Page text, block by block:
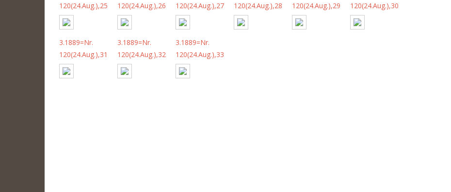
120(24.Aug.),25
120(24.Aug.),26
120(24.Aug.),27
120(24.Aug.),28
120(24.Aug.),29
120(24.Aug.),30
3.1889=Nr.
120(24.Aug.),31
3.1889=Nr.
120(24.Aug.),32
3.1889=Nr.
120(24.Aug.),33